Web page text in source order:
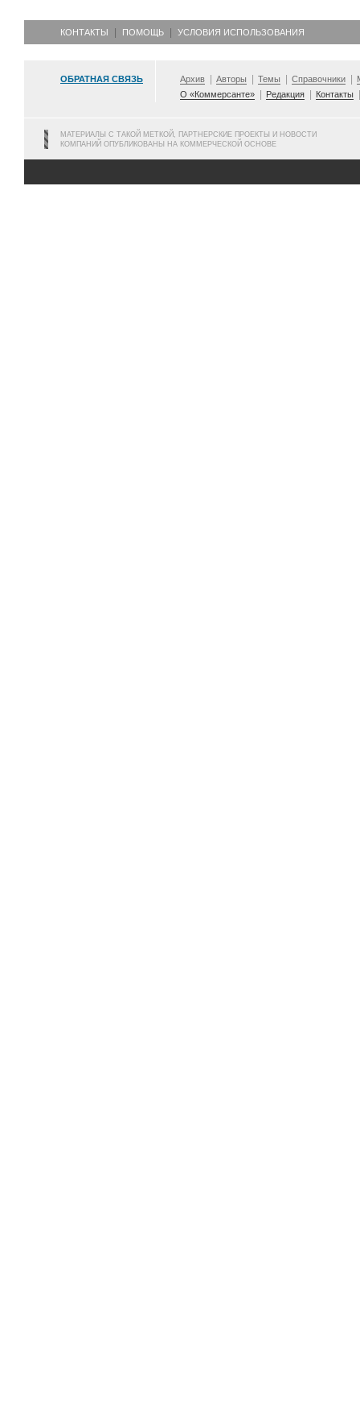
КОНТАКТЫ ПОМОЩЬ УСЛОВИЯ ИСПОЛЬЗОВАНИЯ
ОБРАТНАЯ СВЯЗЬ Архив Авторы Темы Справочники
О «Коммерсанте»
Редакция Контакты
МАТЕРИАЛЫ С ТАКОЙ МЕТКОЙ, ПАРТНЕРСКИЕ ПРОЕКТЫ И НОВОСТИ
КОМПАНИЙ ОПУБЛИКОВАНЫ НА КОММЕРЧЕСКОЙ ОСНОВЕ